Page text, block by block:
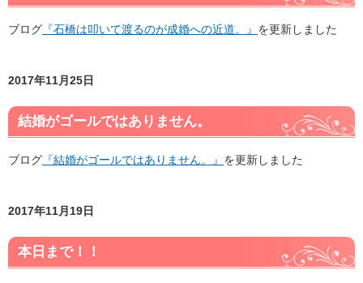
ブログ 『石橋は叩いて渡るのが成婚への近道。』 を更新しました
2017年11月25日
結婚がゴールではありません。
ブログ 『結婚がゴールではありません。』 を更新しました
2017年11月19日
本日まで！！